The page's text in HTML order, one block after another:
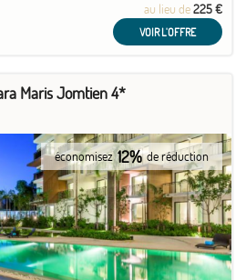
au lieu de225 €
VOIR L'OFFRE
Maris Jomtien 4*
économisez 12% de réduction